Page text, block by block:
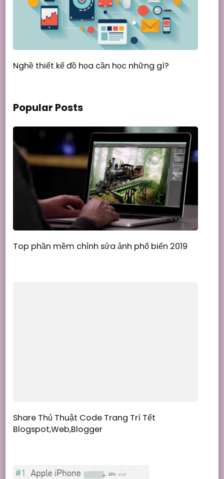
Nghề thiết kế đồ họa cần học những gì?
Popular Posts
Top phần mềm chỉnh sửa ảnh phổ biến 2019
Share Thủ Thuật Code Trang Trí Tết
Blogspot,Web,Blogger